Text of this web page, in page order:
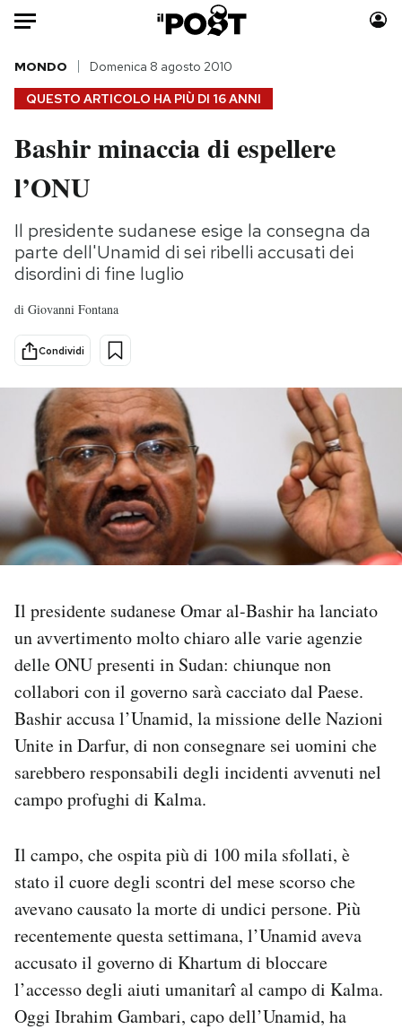
Auto
HOME
Italia
Politica
Tecnologia
Internet
Scienza
Cultura
Economia
Sport
Moda
Storie/Idee
Ok Boomer!
PODCAST
NEWSLETTER
I MIEI PREFERITI
SHOP
CALENDARIO
Area Personale
Newsletter
Hai bisogno di aiuto?
Esci
QUESTO ARTICOLO HA PIÙ DI 16 ANNI
MONDO Domenica 8 agosto 2010
Bashir minaccia di espellere
l’ONU
Il presidente sudanese esige la consegna da
parte dell'Unamid di sei ribelli accusati dei
disordini di fine luglio
di Giovanni Fontana
Condividi
Il presidente sudanese Omar al-Bashir ha lanciato
un avvertimento molto chiaro alle varie agenzie
delle ONU presenti in Sudan: chiunque non
collabori con il governo sarà cacciato dal Paese.
Bashir accusa l’Unamid, la missione delle Nazioni
Unite in Darfur, di non consegnare sei uomini che
sarebbero responsabili degli incidenti avvenuti nel
campo profughi di Kalma.
Il campo, che ospita più di 100 mila sfollati, è
stato il cuore degli scontri del mese scorso che
avevano causato la morte di undici persone. Più
recentemente questa settimana, l’Unamid aveva
accusato il governo di Khartum di bloccare
l’accesso degli aiuti umanitarî al campo di Kalma.
Oggi Ibrahim Gambari, capo dell’Unamid, ha